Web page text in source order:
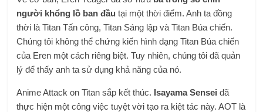
người khổng lồ ban đầu tại một thời điểm. Anh ta đồng
thời là Titan Tấn công, Titan Sáng lập và Titan Búa chiến.
Chúng tôi không thể chứng kiến ​​hình dạng Titan Búa chiến
của Eren một cách riêng biệt. Tuy nhiên, chúng tôi đã quản
lý để thấy anh ta sử dụng khả năng của nó.
Anime Attack on Titan sắp kết thúc. Isayama Sensei đã
thực hiện một công việc tuyệt vời tạo ra kiệt tác này. AOT là